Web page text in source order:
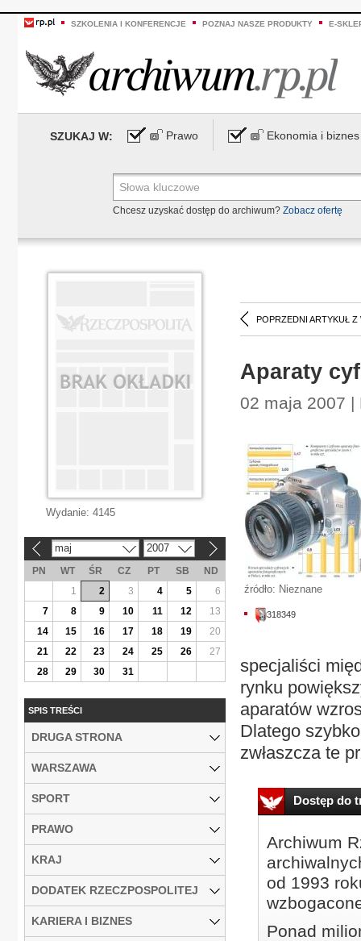
SZKOLENIA I KONFERENCJE POZNAJ NASZE PRODUKTY E-
SZUKAJ W: Prawo Ekonomia i biznes
Chcesz uzyskać dostęp do archiwum? Zobacz ofertę
POPRZEDNI ARTYKUŁ Z
Aparaty
02 maja 2007 |
źródło: Nieznane
318349
specjaliści
rynku
aparatów
Dlatego
zwłaszcza te
Dostęp do
Archiwum
od 1993
Ponad
Wydanie: 4145
maj 2007
PN WT ŚR CZ PT SB
ND
1
2 3 4 5
6
7
8 9 10 11 12
13
14
15 16 17 18 19
20
21
22 23 24 25 26
27
28
29 30 31
SPIS TREŚCI
DRUGA STRONA
WARSZAWA
SPORT
PRAWO
KRAJ
DODATEK RZECZPOSPOLITEJ
KARIERA I BIZNES